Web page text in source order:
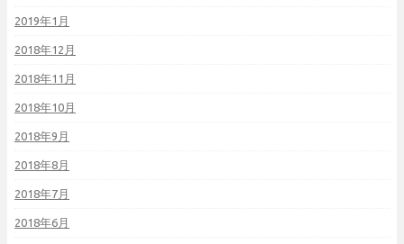
2019年1月
2018年12月
2018年11月
2018年10月
2018年9月
2018年8月
2018年7月
2018年6月